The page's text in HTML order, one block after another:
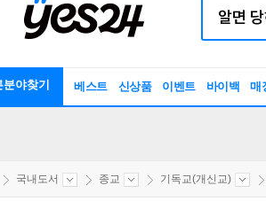
분야찾기 베스트 신상품 이벤트 바이백 매
국내도서 종교 기독교(개신교)